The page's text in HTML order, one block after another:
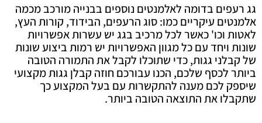
גג רעפים בדומה לאלמנטים נוספים בבנייה מורכב מכמה
אלמנטים עיקריים כמו: סוג הרעפים, הבידוד, קורות העץ,
לאטות וכו' כאשר לכל מרכיב בגג יש עשרות אפשרויות
שונות ויחד עם כל מגוון האפשרויות יש רמות ביצוע שונות
של קבלני גגות, כדי שתוכלו לקבל את התמורה הטובה
ביותר לכסף שלכם, הכנו עבורכם חוזה קבלן גגות מקצועי
שיספק לכם מענה להתקשרות עם בעל המקצוע כך
שתקבלו את התוצאה הטובה ביותר.